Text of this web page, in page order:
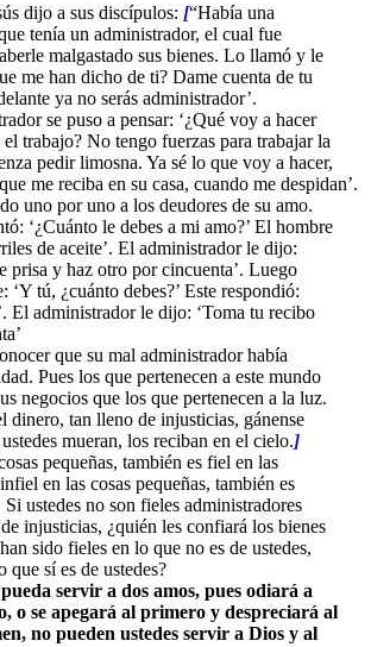
dijo a sus discípulos: [“Había una
tenía un administrador, el cual fue
malgastado sus bienes. Lo llamó y le
me han dicho de ti? Dame cuenta de tu
ya no serás administrador’.
se puso a pensar: ‘¿Qué voy a hacer
trabajo? No tengo fuerzas para trabajar la
pedir limosna. Ya sé lo que voy a hacer,
me reciba en su casa, cuando me despidan’.
uno por uno a los deudores de su amo.
‘¿Cuánto le debes a mi amo?’ El hombre
de aceite’. El administrador le dijo:
prisa y haz otro por cincuenta’. Luego
‘Y tú, ¿cuánto debes?’ Este respondió:
El administrador le dijo: ‘Toma tu recibo
que su mal administrador había
Pues los que pertenecen a este mundo
negocios que los que pertenecen a la luz.
dinero, tan lleno de injusticias, gánense
mueran, los reciban en el cielo.]
pequeñas, también es fiel en las
en las cosas pequeñas, también es
ustedes no son fieles administradores
injusticias, ¿quién les confiará los bienes
sido fieles en lo que no es de ustedes,
que sí es de ustedes?
servir a dos amos, pues odiará a
o se apegará al primero y despreciará al
no pueden ustedes servir a Dios y al